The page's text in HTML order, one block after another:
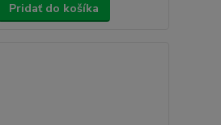
Pridať do košíka